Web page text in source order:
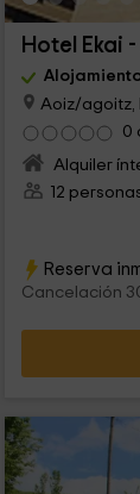
Hotel Ekai
Aoiz/agoitz,
0
Alquiler
12
Reserva
Cancelación